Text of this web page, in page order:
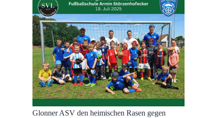
Glonner ASV den heimischen Rasen gegen